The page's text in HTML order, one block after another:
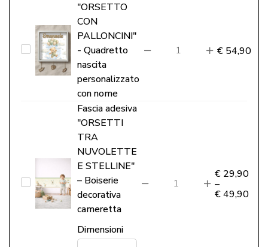
Adesivo
murale
personalizzato
"ORSETTO
CON
PALLONCINI"
personalizzato
nome
"ORSETTO
CON
PALLONCINI"
- Quadretto
nascita
personalizzato
con nome
€ 54,90
Fascia
adesiva
Fascia adesiva
"ORSETTI
TRA
NUVOLETTE
E STELLINE"
– Boiserie
decorativa
cameretta
Dimensioni
€ 29,90
–
€49,90